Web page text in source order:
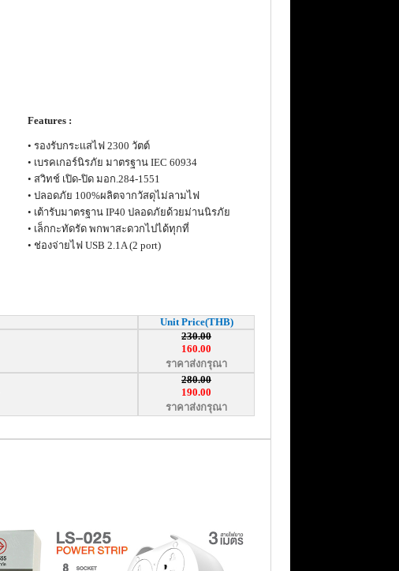
Features :
• รองรับกระเเสไฟ 2300 วัตต์
• เบรคเกอร์นิรภัย มาตรฐาน IEC 60934
• สวิทช์ เปิด-ปิด มอก.284-1551
• ปลอดภัย 100%ผลิตจากวัสดุไม่ลามไฟ
• เต้ารับมาตรฐาน IP40 ปลอดภัยด้วยม่านนิรภัย
• เล็กกะทัดรัด พกพาสะดวกไปได้ทุกที่
• ช่องจ่ายไฟ USB 2.1A (2 port)
Unit Price(THB)
230.00
160.00
ราคาส่งกรุณา
280.00
190.00
ราคาส่งกรุณา